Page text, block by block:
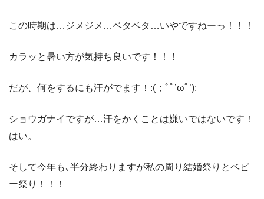
この時期は…ジメジメ…ベタベタ…いやですねーっ！！！
カラッと暑い方が気持ち良いです！！！
だが、何をするにも汗がでます！:(；ﾞﾟ’ωﾟ’):
ショウガナイですが…汗をかくことは嫌いではないです！
はい。
そして今年も､半分終わりますが私の周り結婚祭りとベビ
ー祭り！！！